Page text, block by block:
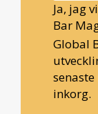
Ja, jag
Bar
Global
inkorg.